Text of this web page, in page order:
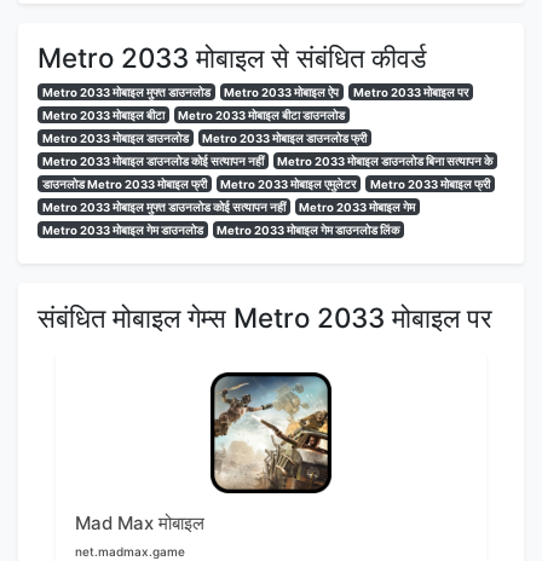
Metro 2033 मोबाइल से संबंधित कीवर्ड
Metro 2033 मोबाइल मुफ्त डाउनलोड Metro 2033 मोबाइल ऐप
Metro 2033 मोबाइल पर
Metro 2033 मोबाइल बीटा
Metro 2033 मोबाइल बीटा डाउनलोड
Metro 2033 मोबाइल डाउनलोड
Metro 2033 मोबाइल डाउनलोड फ्री
Metro 2033 मोबाइल डाउनलोड कोई सत्यापन नहीं
Metro 2033 मोबाइल डाउनलोड बिना सत्यापन के
डाउनलोड Metro 2033 मोबाइल फ्री
Metro 2033 मोबाइल एमुलेटर
Metro 2033 मोबाइल फ्री
Metro 2033 मोबाइल मुफ्त डाउनलोड कोई सत्यापन नहीं
Metro 2033 मोबाइल गेम
Metro 2033 मोबाइल गेम डाउनलोड
Metro 2033 मोबाइल गेम डाउनलोड लिंक
संबंधित मोबाइल गेम्स Metro 2033 मोबाइल पर
Mad Max मोबाइल
net.madmax.game